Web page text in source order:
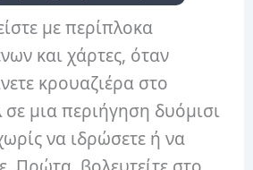
με περίπλοκα
και χάρτες, όταν
κρουαζιέρα στο
σε μια περιήγηση δυόμισι
να ιδρώσετε ή να